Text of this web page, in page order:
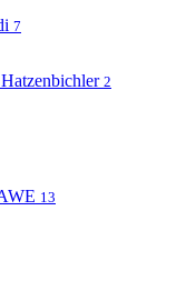
7
Hatzenbichler 2
13